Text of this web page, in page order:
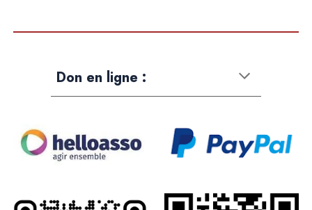
Don en ligne :